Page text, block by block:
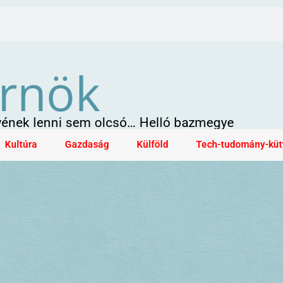
lenni sem olcsó… Helló bazmegye
Kultúra Gazdaság Külföld Tech-tudomány-